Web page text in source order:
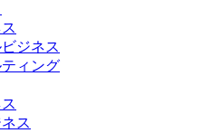
ジネス
ィング
ス